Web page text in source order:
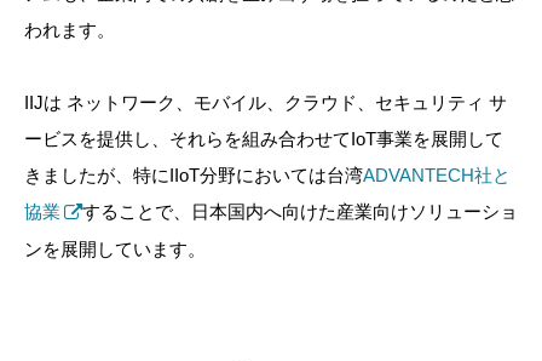
われます。
IIJは ネットワーク、モバイル、クラウド、セキュリティ サ
ービスを提供し、それらを組み合わせてIoT事業を展開して
きましたが、特にIIoT分野においては台湾ADVANTECH社と
協業
することで、日本国内へ向けた産業向けソリューショ
ンを展開しています。